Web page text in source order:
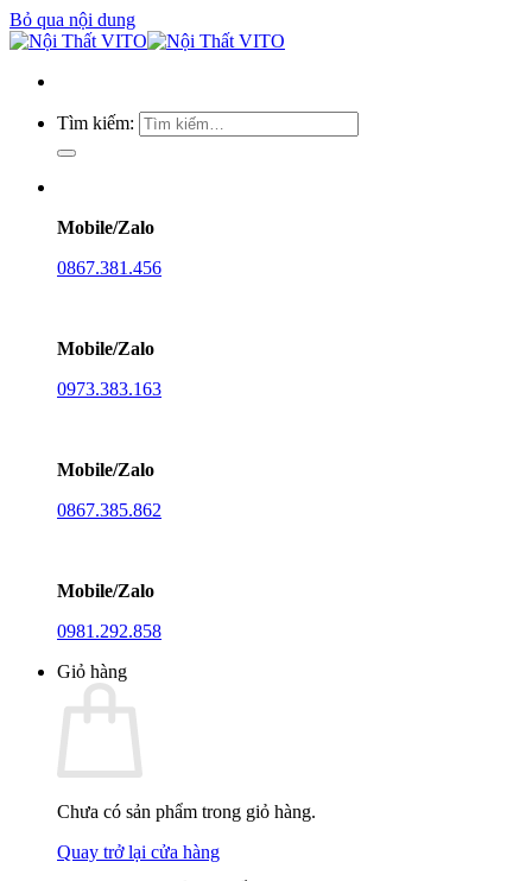
Bỏ qua nội dung
Tìm kiếm:
Mobile/Zalo
0867.381.456
Mobile/Zalo
0973.383.163
Mobile/Zalo
0867.385.862
Mobile/Zalo
0981.292.858
Giỏ hàng
Chưa có sản phẩm trong giỏ hàng.
Quay trở lại cửa hàng